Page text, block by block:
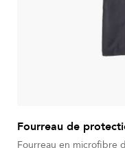
Fourreau de
Fourreau en microfibre